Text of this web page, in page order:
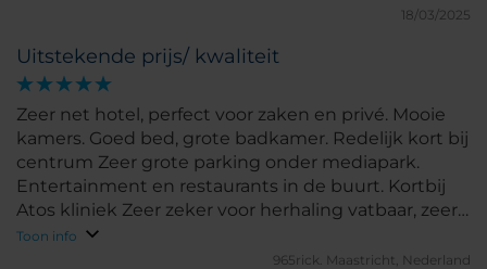
Uitstekende prijs/ kwaliteit
Zeer net hotel, perfect voor zaken en privé. Mooie
kamers. Goed bed, grote badkamer. Redelijk kort bij
centrum Zeer grote parking onder mediapark.
Entertainment en restaurants in de buurt. Kortbij
Atos kliniek Zeer zeker voor herhaling vatbaar, zeer
schoon
Toon info
965rick. Maastricht, Nederland
18/03/2025